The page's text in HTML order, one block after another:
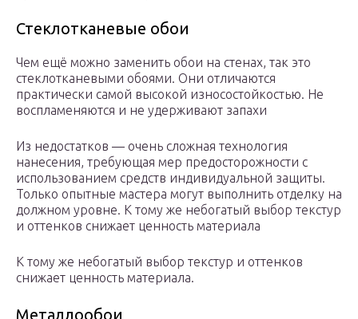
Стеклотканевые обои
Чем ещё можно заменить обои на стенах, так это
стеклотканевыми обоями. Они отличаются
практически самой высокой износостойкостью. Не
воспламеняются и не удерживают запахи
Из недостатков — очень сложная технология
нанесения, требующая мер предосторожности с
использованием средств индивидуальной защиты.
Только опытные мастера могут выполнить отделку на
должном уровне. К тому же небогатый выбор текстур
и оттенков снижает ценность материала
К тому же небогатый выбор текстур и оттенков
снижает ценность материала.
Металлообои